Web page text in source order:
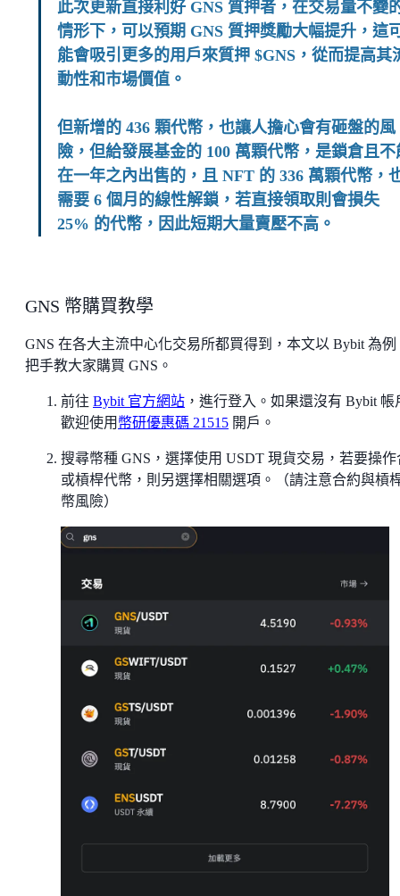
此次更新直接利好 GNS 質押者，在交易量不變
情形下，可以預期 GNS 質押獎勵大幅提升，這
能會吸引更多的用戶來質押 $GNS，從而提高其
動性和市場價值。
但新增的 436 顆代幣，也讓人擔心會有砸盤的風
險，但給發展基金的 100 萬顆代幣，是鎖倉且不
在一年之內出售的，且 NFT 的 336 萬顆代幣，
需要 6 個月的線性解鎖，若直接領取則會損失
25% 的代幣，因此短期大量賣壓不高。
GNS 幣購買教學
GNS 在各大主流中心化交易所都買得到，本文以 Bybit 為例
把手教大家購買 GNS。
前往 Bybit 官方網站 ，進行登入。如果還沒有 Bybit 帳
歡迎使用 幣研優惠碼 21515 開戶。
搜尋幣種 GNS，選擇使用 USDT 現貨交易，若要操作
或槓桿代幣，則另選擇相關選項。（請注意合約與槓
幣風險）